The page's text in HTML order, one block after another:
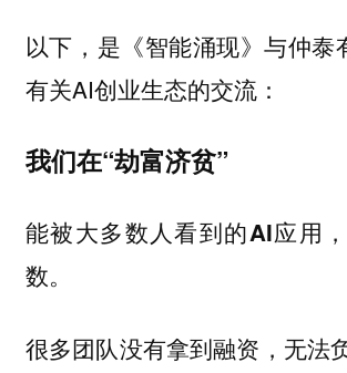
以下，是《智能涌现》与仲泰
有关AI创业生态的交流：
我们在“劫富济贫”
能被大多数人看到的AI应用
数。
很多团队没有拿到融资，无法